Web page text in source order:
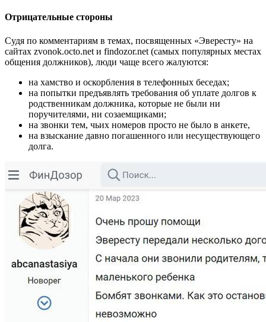
Отрицательные стороны
Судя по комментариям в темах, посвященных «Эвересту» на
сайтах zvonok.octo.net и findozor.net (самых популярных местах
общения должников), люди чаще всего жалуются:
на хамство и оскорбления в телефонных беседах;
на попытки предъявлять требования об уплате долгов к
родственникам должника, которые не были ни
поручителями, ни созаемщиками;
на звонки тем, чьих номеров просто не было в анкете,
на взыскание давно погашенного или несуществующего
долга.